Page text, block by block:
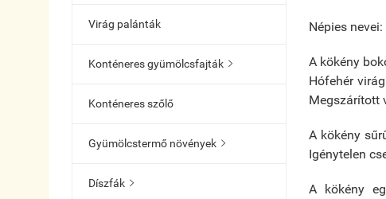
Virág palánták
Konténeres gyümölcsfajták 
Konténeres szőlő
Gyümölcstermő növények 
Díszfák 
Népies
A kökény
Hófehér
Megszárított
A kökény
Igénytelen
A kökény